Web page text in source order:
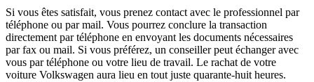
Si vous êtes satisfait, vous prenez contact avec le professionnel par
téléphone ou par mail. Vous pourrez conclure la transaction
directement par téléphone en envoyant les documents nécessaires
par fax ou mail. Si vous préférez, un conseiller peut échanger avec
vous par téléphone ou votre lieu de travail. Le rachat de votre
voiture Volkswagen aura lieu en tout juste quarante-huit heures.